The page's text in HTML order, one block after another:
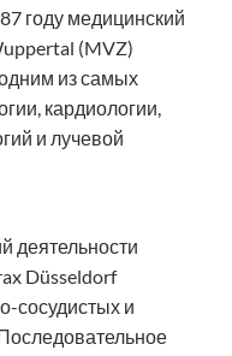
году медицинский
(MVZ)
из самых
кардиологии,
и лучевой
деятельности
Düsseldorf
сосудистых и